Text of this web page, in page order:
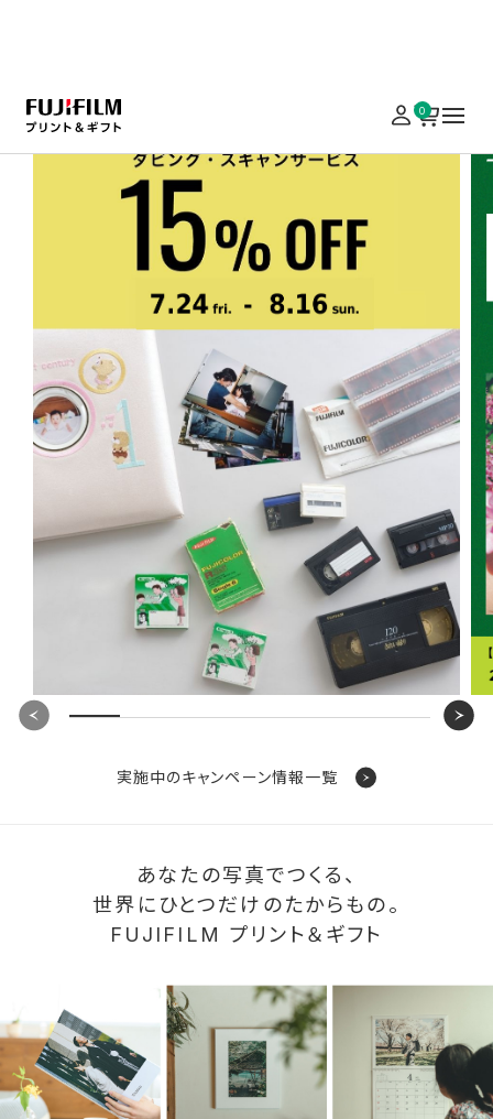
0
あなたの写真でつくる、
世界にひとつだけのたからもの。
FUJIFILM プリント＆ギフト
実施中のキャンペーン情報一覧